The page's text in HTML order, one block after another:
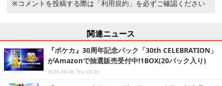
※コメントを投稿する際は 「利用規約」 を必ずご確認ください
関連ニュース
『ポケカ』30周年記念パック「30th CELEBRATION」
がAmazonで抽選販売受付中!1BOX(20パック入り)
2026.08.06 Thu 03:30